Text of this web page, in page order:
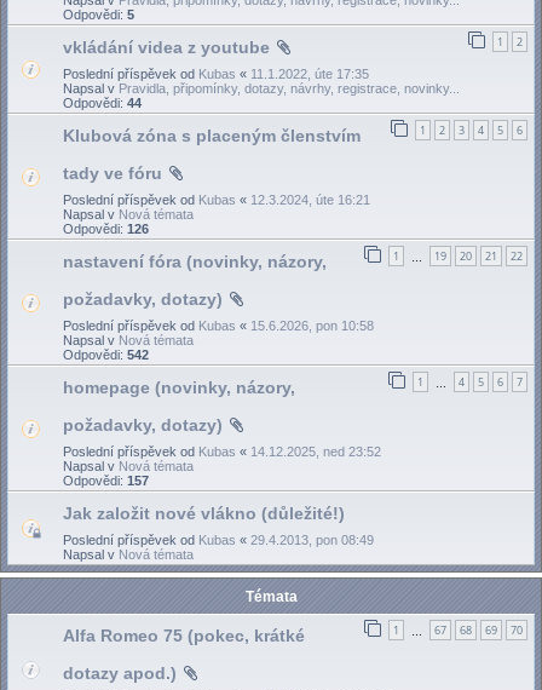
Odpovědi: 5
1 2
vkládání videa z youtube
Poslední příspěvek od Kubas « 11.1.2022, úte 17:35
Napsal v Pravidla, připomínky, dotazy, návrhy, registrace, novinky...
Odpovědi: 44
1 2 3 4 5 6
Klubová zóna s placeným členstvím
tady ve fóru
Poslední příspěvek od Kubas « 12.3.2024, úte 16:21
Napsal v Nová témata
Odpovědi: 126
1 19 20 21 22
nastavení fóra (novinky, názory,
požadavky, dotazy)
Poslední příspěvek od Kubas « 15.6.2026, pon 10:58
Napsal v Nová témata
Odpovědi: 542
1 4 5 6 7
homepage (novinky, názory,
požadavky, dotazy)
Poslední příspěvek od Kubas « 14.12.2025, ned 23:52
Napsal v Nová témata
Odpovědi: 157
Jak založit nové vlákno (důležité!)
Poslední příspěvek od Kubas « 29.4.2013, pon 08:49
Napsal v Nová témata
Témata
1 67 68 69 70
Alfa Romeo 75 (pokec, krátké
dotazy apod.)